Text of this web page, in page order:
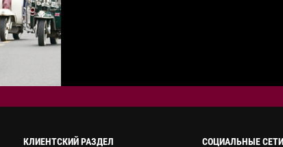
КЛИЕНТСКИЙ РАЗДЕЛ СОЦИАЛЬНЫЕ СЕТИ